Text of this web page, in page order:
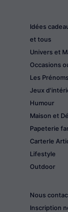
Idées
et tous
Univers et
Occasions
Les Prénoms
Jeux
Humour
Maison et
Papeterie
CarterIe
Lifestyle
Outdoor
Nous
Inscription